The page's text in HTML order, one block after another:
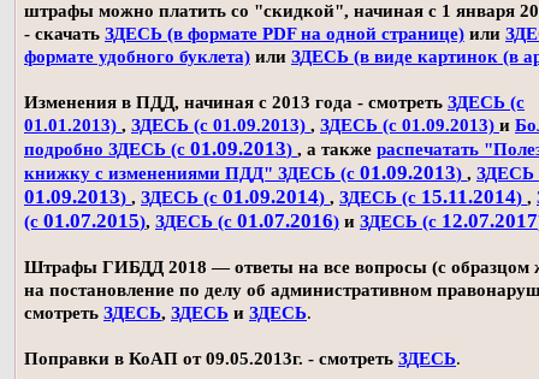
штрафы можно платить со "скидкой", начиная с 1 января
- скачать ЗДЕСЬ (в формате PDF на одной странице) или
формате удобного буклета) или ЗДЕСЬ (в виде картинок (в
Изменения в ПДД, начиная с 2013 года - смотреть ЗДЕСЬ (с
01.01.2013) , ЗДЕСЬ (с 01.09.2013) , ЗДЕСЬ (с 01.09.2013) и
подробно ЗДЕСЬ (с 01.09.2013) , а также распечатать
книжку с изменениями ПДД" ЗДЕСЬ (с 01.09.2013) , ЗДЕСЬ
01.09.2013) , ЗДЕСЬ (с 01.09.2014) , ЗДЕСЬ (с 15.11.2014) ,
(с 01.07.2015), ЗДЕСЬ (с 01.07.2016) и ЗДЕСЬ (с 12.07.2017
Штрафы ГИБДД 2018 — ответы на все вопросы (с образцом
на постановление по делу об административном
смотреть ЗДЕСЬ, ЗДЕСЬ и ЗДЕСЬ.
Поправки в КоАП от 09.05.2013г. - смотреть ЗДЕСЬ.